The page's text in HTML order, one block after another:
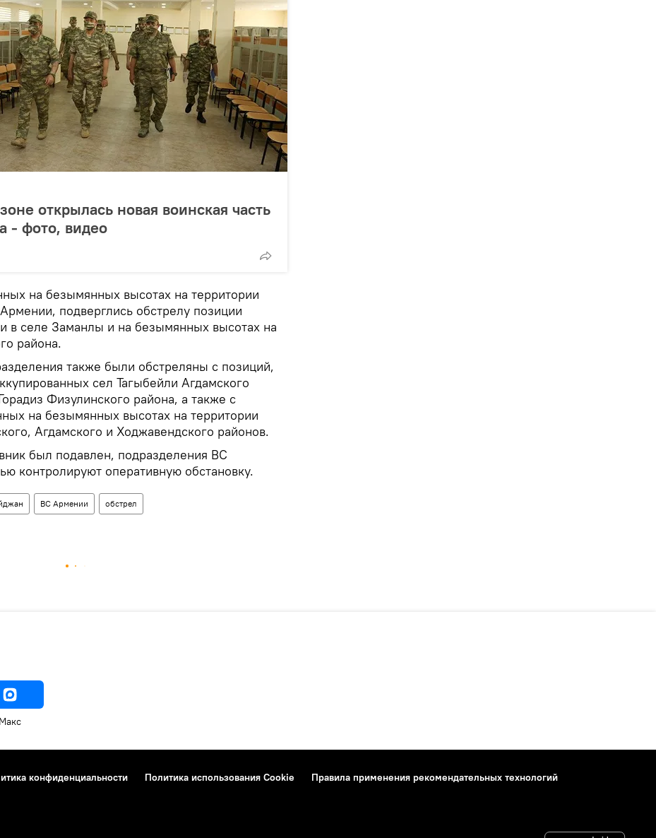
открылась новая воинская часть
- фото, видео
на безымянных высотах на территории
подверглись обстрелу позиции
в селе Заманлы и на безымянных высотах на
района.
также были обстреляны с позиций,
сел Тагыбейли Агдамского
Физулинского района, а также с
на безымянных высотах на территории
Агдамского и Ходжавендского районов.
был подавлен, подразделения ВС
контролируют оперативную обстановку.
ВС Армении обстрел
Макс
конфиденциальности Политика использования Cookie
Правила применения рекомендательных технологий